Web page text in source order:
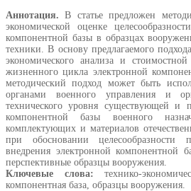
Аннотация. В статье предложен
экономической оценке
компонентной базы в образцах
техники. В основу предлагаемого
экономического анализа и
жизненного цикла электронной
методический подход может быть
органами военного управления и
технического уровня существующей и
компонентной базы военного
комплектующих и материалов
при обосновании целесообразности
внедрения электронной компонентной
перспективные образцы вооружения.
Ключевые слова: технико-
компонентная база, образцы вооружения.